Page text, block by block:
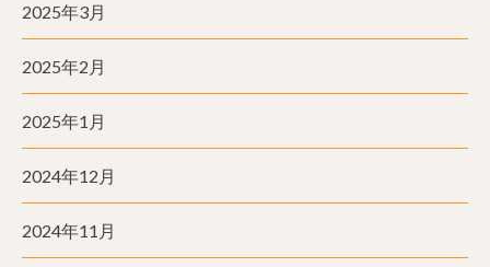
2025年3月
2025年2月
2025年1月
2024年12月
2024年11月